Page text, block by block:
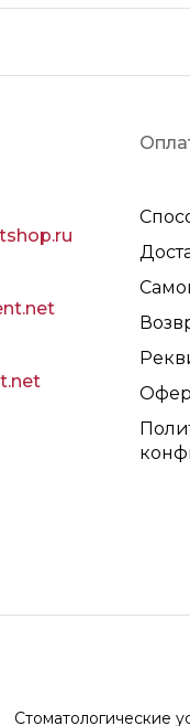
Стоматологические